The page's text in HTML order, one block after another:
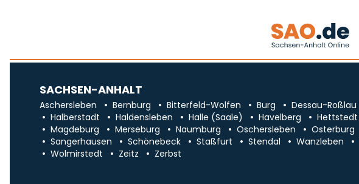
SACHSEN-ANHALT
Aschersleben Bernburg Bitterfeld-Wolfen Burg Dessau-Roßlau
Halberstadt
Haldensleben Halle (Saale) Havelberg Hettstedt
Magdeburg
Merseburg Naumburg Oschersleben Osterburg
Sangerhausen
Schönebeck Staßfurt Stendal Wanzleben
Wolmirstedt
Zeitz Zerbst